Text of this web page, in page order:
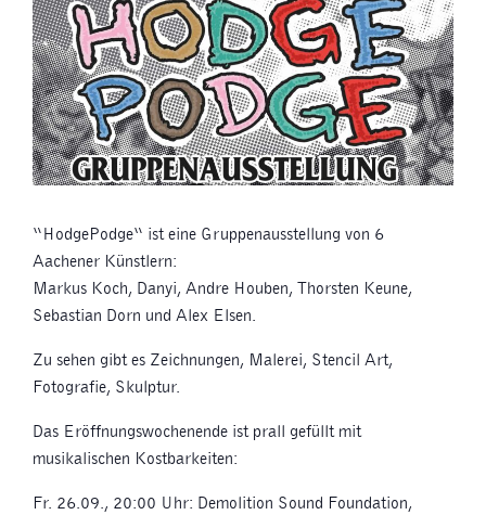
“HodgePodge“ ist eine Gruppenausstellung von 6
Aachener Künstlern:
Markus Koch, Danyi, Andre Houben, Thorsten Keune,
Sebastian Dorn und Alex Elsen.
Zu sehen gibt es Zeichnungen, Malerei, Stencil Art,
Fotografie, Skulptur.
Das Eröffnungswochenende ist prall gefüllt mit
musikalischen Kostbarkeiten:
Fr. 26.09., 20:00 Uhr: Demolition Sound Foundation,